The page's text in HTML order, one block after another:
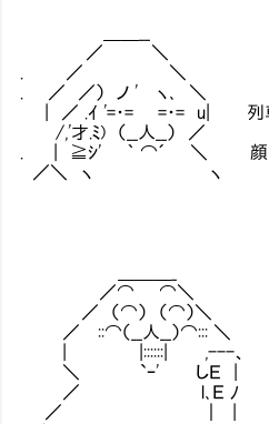
／ ＼
. ／ ＼
. ／ ／） ノ ' ヽ､ ＼
| ／ .ｲ '=・= =・= u| 列車で
/,'才.ﾐ) （__人__） ／
. | ≧ｼ' ｀ ⌒´ ＼ 顔出すべ
／＼ ヽ ヽ
／⌒ ⌒＼
／ （⌒） （⌒）＼
／ ::⌒（__人__）⌒::: ＼ 予定
| |::::::| ,---、
＼ `ｰ' しＥ |
／ l､Ｅ ﾉ
／ ｜ |